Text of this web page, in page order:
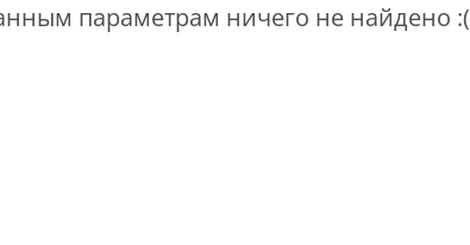
параметрам ничего не найдено :(